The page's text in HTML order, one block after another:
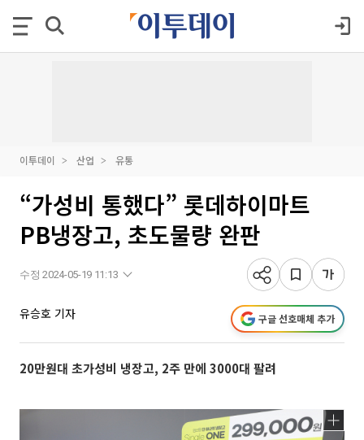
이투데이 산업 유통
“가성비 통했다” 롯데하이마트
PB냉장고, 초도물량 완판
수정 2024-05-19 11:13
유승호 기자 구글 선호매체 추가
20만원대 초가성비 냉장고, 2주 만에 3000대 팔려